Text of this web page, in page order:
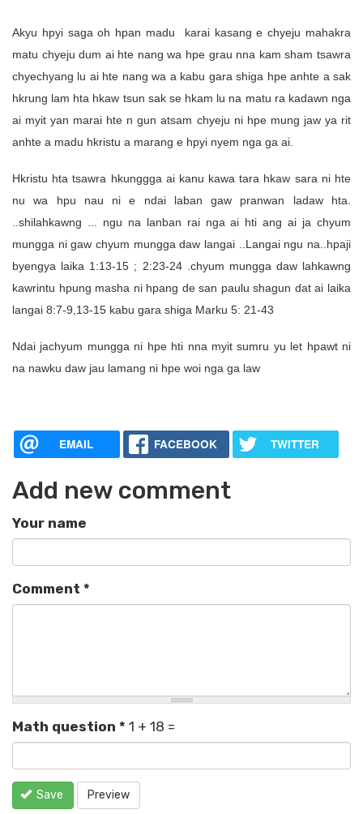
Akyu hpyi saga oh hpan madu karai kasang e chyeju mahakra
matu chyeju dum ai hte nang wa hpe grau nna kam sham tsawra
chyechyang lu ai hte nang wa a kabu gara shiga hpe anhte a sak
hkrung lam hta hkaw tsun sak se hkam lu na matu ra kadawn nga
ai myit yan marai hte n gun atsam chyeju ni hpe mung jaw ya rit
anhte a madu hkristu a marang e hpyi nyem nga ga ai.
Hkristu hta tsawra hkunggga ai kanu kawa tara hkaw sara ni hte
nu wa hpu nau ni e ndai laban gaw pranwan ladaw hta.
..shilahkawng ... ngu na lanban rai nga ai hti ang ai ja chyum
mungga ni gaw chyum mungga daw langai ..Langai ngu na..hpaji
byengya laika 1:13-15 ; 2:23-24 .chyum mungga daw lahkawng
kawrintu hpung masha ni hpang de san paulu shagun dat ai laika
langai 8:7-9,13-15 kabu gara shiga Marku 5: 21-43
Ndai jachyum mungga ni hpe hti nna myit sumru yu let hpawt ni
na nawku daw jau lamang ni hpe woi nga ga law
EMAIL FACEBOOK TWITTER
Add new comment
Your name
Comment *
Math question * 1 + 18 =
Save Preview